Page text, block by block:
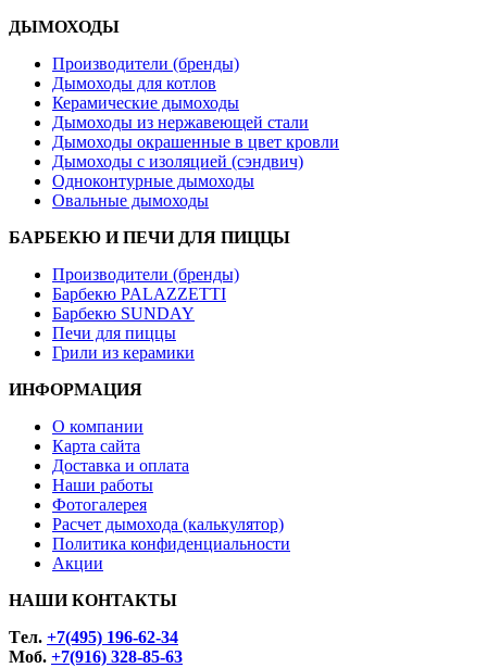
ДЫМОХОДЫ
Производители (бренды)
Дымоходы для котлов
Керамические дымоходы
Дымоходы из нержавеющей стали
Дымоходы окрашенные в цвет кровли
Дымоходы с изоляцией (сэндвич)
Одноконтурные дымоходы
Овальные дымоходы
БАРБЕКЮ И ПЕЧИ ДЛЯ ПИЦЦЫ
Производители (бренды)
Барбекю PALAZZETTI
Барбекю SUNDAY
Печи для пиццы
Грили из керамики
ИНФОРМАЦИЯ
О компании
Карта сайта
Доставка и оплата
Наши работы
Фотогалерея
Расчет дымохода (калькулятор)
Политика конфиденциальности
Акции
НАШИ КОНТАКТЫ
Tел. +7(495) 196-62-34
Моб. +7(916) 328-85-63